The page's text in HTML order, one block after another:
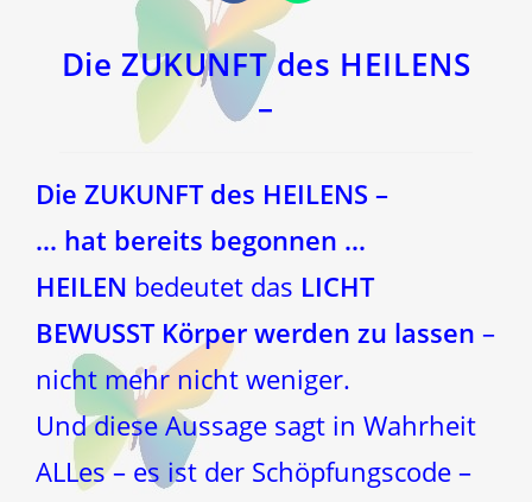
einem
neuen
Fenster Fenster
Die ZUKUNFT des HEILENS
–
Die ZUKUNFT des HEILENS –
… hat bereits begonnen …
HEILEN bedeutet das LICHT
BEWUSST Körper werden zu lassen –
nicht mehr nicht weniger.
Und diese Aussage sagt in Wahrheit
ALLes – es ist der Schöpfungscode –